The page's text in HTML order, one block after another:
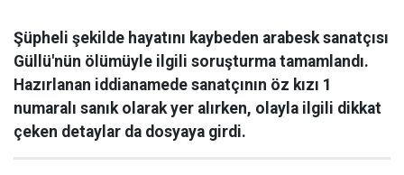
Şüpheli şekilde hayatını kaybeden arabesk sanatçısı
Güllü'nün ölümüyle ilgili soruşturma tamamlandı.
Hazırlanan iddianamede sanatçının öz kızı 1
numaralı sanık olarak yer alırken, olayla ilgili dikkat
çeken detaylar da dosyaya girdi.